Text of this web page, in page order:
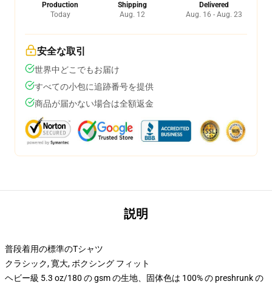
Production
Today
Shipping
Aug. 12
Delivered
Aug. 16 - Aug. 23
安全な取引
世界中どこでもお届け
すべての小包に追跡番号を提供
商品が届かない場合は全額返金
説明
普段着用の標準のTシャツ
クラシック, 寛大, ボクシング フィット
ヘビー級 5.3 oz/180 の gsm の生地、固体色は 100% の preshrunk の